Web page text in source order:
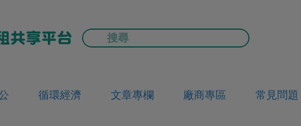
循環經濟 文章專欄 廠商專區 常見問題